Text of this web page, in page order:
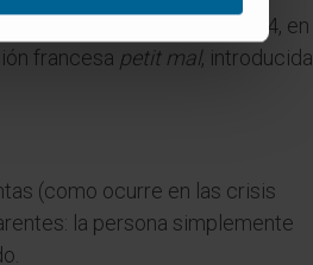
con sentido clínico en 1824, en
francesa petit mal, introducida
(como ocurre en las crisis
la persona simplemente